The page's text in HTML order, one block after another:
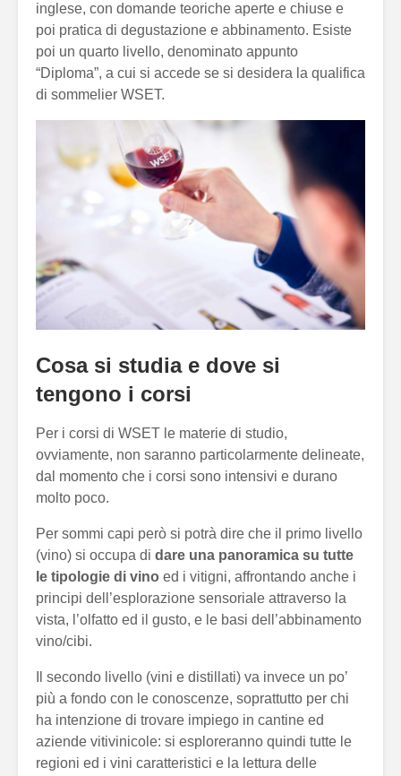
inglese, con domande teoriche aperte e chiuse e
poi pratica di degustazione e abbinamento. Esiste
poi un quarto livello, denominato appunto
“Diploma”, a cui si accede se si desidera la qualifica
di sommelier WSET.
Cosa si studia e dove si
tengono i corsi
Per i corsi di WSET le materie di studio,
ovviamente, non saranno particolarmente delineate,
dal momento che i corsi sono intensivi e durano
molto poco.
Per sommi capi però si potrà dire che il primo livello
(vino) si occupa di dare una panoramica su tutte
le tipologie di vino ed i vitigni, affrontando anche i
principi dell’esplorazione sensoriale attraverso la
vista, l’olfatto ed il gusto, e le basi dell’abbinamento
vino/cibi.
Il secondo livello (vini e distillati) va invece un po’
più a fondo con le conoscenze, soprattutto per chi
ha intenzione di trovare impiego in cantine ed
aziende vitivinicole: si esploreranno quindi tutte le
regioni ed i vini caratteristici e la lettura delle